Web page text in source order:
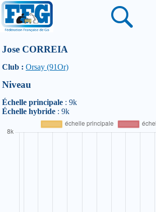
Jose CORREIA
Club : Orsay (91Or)
Niveau
Échelle principale : 9k
Échelle hybride : 9k